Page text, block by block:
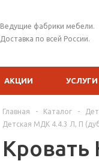
Ведущие фабрики мебели.
Доставка по всей России.
АКЦИИ УСЛУГИ
Главная - Каталог -
Детская МДК 4.4.3 Л, П